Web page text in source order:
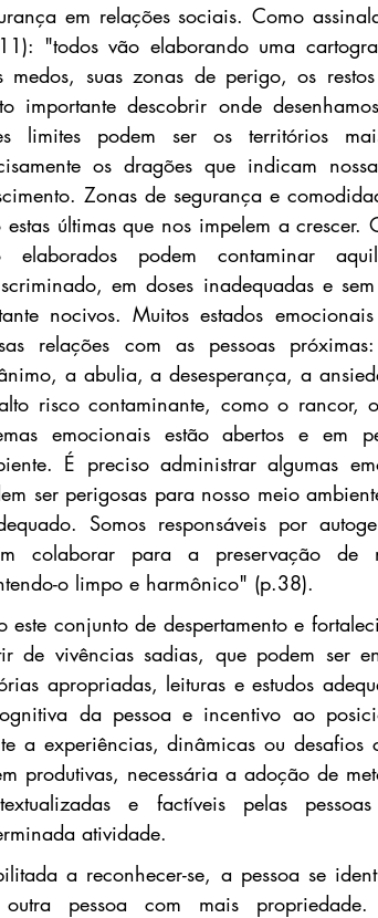
em relações sociais. Como
"todos vão elaborando uma
medos, suas zonas de perigo, os
importante descobrir onde
limites podem ser os territórios
os dragões que indicam
Zonas de segurança e
estas últimas que nos impelem a crescer.
elaborados podem contaminar
em doses inadequadas e
nocivos. Muitos estados
relações com as pessoas
a abulia, a desesperança, a
risco contaminante, como o rancor,
emocionais estão abertos e em
É preciso administrar algumas
ser perigosas para nosso meio
Somos responsáveis por
colaborar para a preservação de
o limpo e harmônico" (p.38).
este conjunto de despertamento e
de vivências sadias, que podem ser
apropriadas, leituras e estudos
da pessoa e incentivo ao
a experiências, dinâmicas ou desafios
produtivas, necessária a adoção de
e factíveis pelas
atividade.
a reconhecer-se, a pessoa se
pessoa com mais